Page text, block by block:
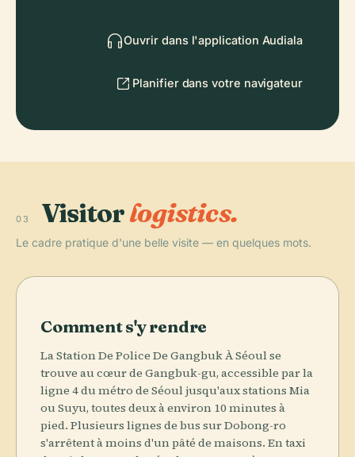
Ouvrir dans l'application Audiala
Planifier dans votre navigateur
03 Visitorlogistics.
Le cadre pratique d'une belle visite — en quelques mots.
Comment s'y rendre
La Station De Police De Gangbuk À Séoul se
trouve au cœur de Gangbuk-gu, accessible par la
ligne 4 du métro de Séoul jusqu'aux stations Mia
ou Suyu, toutes deux à environ 10 minutes à
pied. Plusieurs lignes de bus sur Dobong-ro
s'arrêtent à moins d'un pâté de maisons. En taxi